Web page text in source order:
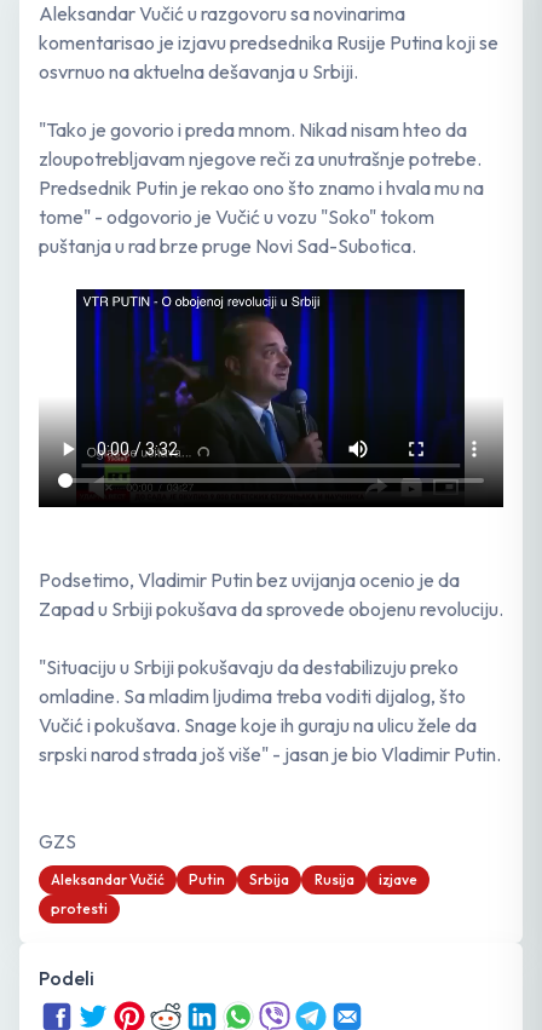
Aleksandar Vučić u razgovoru sa novinarima
komentarisao je izjavu predsednika Rusije Putina koji se
osvrnuo na aktuelna dešavanja u Srbiji.
"Tako je govorio i preda mnom. Nikad nisam hteo da
zloupotrebljavam njegove reči za unutrašnje potrebe.
Predsednik Putin je rekao ono što znamo i hvala mu na
tome" - odgovorio je Vučić u vozu "Soko" tokom
puštanja u rad brze pruge Novi Sad-Subotica.
Podsetimo, Vladimir Putin bez uvijanja ocenio je da
Zapad u Srbiji pokušava da sprovede obojenu revoluciju.
"Situaciju u Srbiji pokušavaju da destabilizuju preko
omladine. Sa mladim ljudima treba voditi dijalog, što
Vučić i pokušava. Snage koje ih guraju na ulicu žele da
srpski narod strada još više" - jasan je bio Vladimir Putin.
GZS
Aleksandar Vučić Putin Srbija Rusija
izjave
protesti
Podeli